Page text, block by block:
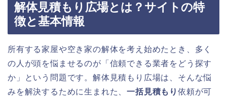
解体見積もり広場とは？サイトの特
徴と基本情報
所有する家屋や空き家の解体を考え始めたとき、多く
の人が頭を悩ませるのが「信頼できる業者をどう探す
か」という問題です。解体見積もり広場は、そんな悩
みを解決するために生まれた、一括見積もり依頼が可